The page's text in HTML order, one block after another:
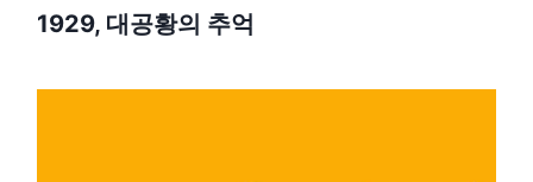
1929, 대공황의 추억